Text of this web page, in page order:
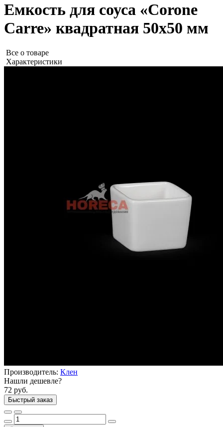
Емкость для соуса «Corone
Carre» квадратная 50х50 мм
Все о товаре
Характеристики
Производитель: Клен
Нашли дешевле?
72 руб.
Быстрый заказ